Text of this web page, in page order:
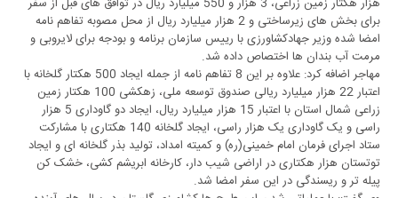
برای بخش های زیرساختی و 2 هزار میلیارد ریال از محل مصوبه تفاهم نامه
امضا شده وزیر جهادکشاورزی با رییس سازمان برنامه و بودجه برای لایروبی و
مرمت آب بندان ها اختصاص داده شد.
مهاجر اضافه کرد: علاوه بر این 8 تفاهم نامه از جمله ایجاد 500 هکتار گلخانه با
اعتبار 22 هزار میلیارد ریالی صندوق توسعه ملی، زهکشی 100 هکتار زمین
زراعی شمال استان با اعتبار 15 هزار میلیارد ریال، ایجاد دو گاوداری 5 هزار
راسی و یک گاوداری یک هزار راسی، ایجاد گلخانه 140 هکتاری با مشارکت
ستاد اجرای فرمان امام خمینی(ره) و کمیته امداد، تولید بذر گلخانه ای و ایجاد
توتستان هزار هکتاری در اراضی شیب دار، کارخانه ابریشم کشی، خشک کن
پیله تر و ریسندگی در این سفر امضا شد.